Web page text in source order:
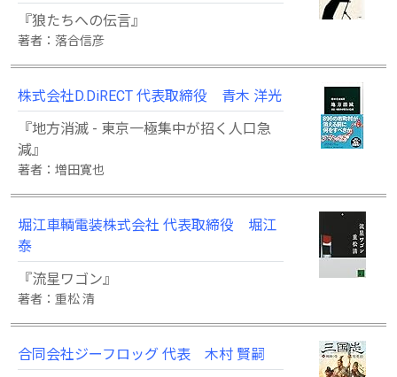
『狼たちへの伝言』
著者：落合信彦
株式会社D.DiRECT 代表取締役 青木 洋光
『地方消滅 - 東京一極集中が招く人口急
減』
著者：増田寛也
堀江車輌電装株式会社 代表取締役 堀江
泰
『流星ワゴン』
著者：重松 清
合同会社ジーフロッグ 代表 木村 賢嗣